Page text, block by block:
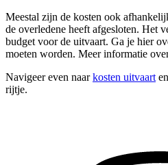
Meestal zijn de kosten ook
de overledene heeft afgesloten. Het
budget voor de uitvaart. Ga je hier
moeten worden. Meer informatie
Navigeer even naarkosten uitvaart
rijtje.